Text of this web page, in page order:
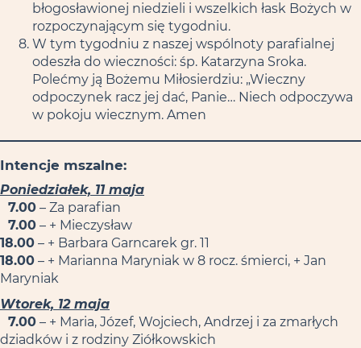
błogosławionej niedzieli i wszelkich łask Bożych w
rozpoczynającym się tygodniu.
W tym tygodniu z naszej wspólnoty parafialnej
odeszła do wieczności: śp. Katarzyna Sroka.
Polećmy ją Bożemu Miłosierdziu: „Wieczny
odpoczynek racz jej dać, Panie… Niech odpoczywa
w pokoju wiecznym. Amen
Intencje mszalne:
Poniedziałek, 11 maja
7.00 – Za parafian
7.00 – + Mieczysław
18.00 – + Barbara Garncarek gr. 11
18.00 – + Marianna Maryniak w 8 rocz. śmierci, + Jan
Maryniak
Wtorek, 12 maja
7.00 – + Maria, Józef, Wojciech, Andrzej i za zmarłych
dziadków i z rodziny Ziółkowskich